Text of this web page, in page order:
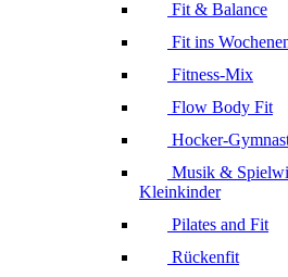
Fit & Balance
Fit ins
Fitness-Mix
Flow Body Fit
Hocker-
Musik &
Kleinkinder
Pilates and Fit
Rückenfit